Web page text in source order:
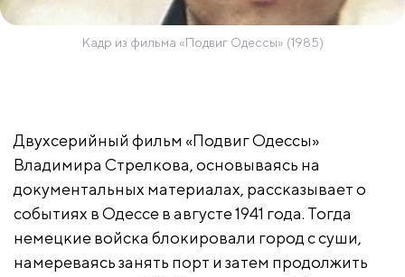
Кадр из фильма «Подвиг Одессы» (1985)
Двухсерийный фильм «Подвиг Одессы»
Владимира Стрелкова, основываясь на
документальных материалах, рассказывает о
событиях в Одессе в августе 1941 года. Тогда
немецкие войска блокировали город с суши,
намереваясь занять порт и затем продолжить